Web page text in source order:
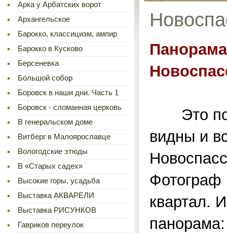
Арка у Арбатских ворот
Архангельское
Барокко, классицизм, ампир
Барокко в Кусково
Берсеневка
Большой собор
Боровск в наши дни. Часть 1
Боровск - сломанная церковь
В генеральском доме
Витберг в Малоярославце
Вологодские этюды
В «Старых садех»
Высокие горы, усадьба
Выставка АКВАРЕЛИ
Выставка РИСУНКОВ
Гавриков переулок
Это
видны и
Фотограф
квартал.
панорама: